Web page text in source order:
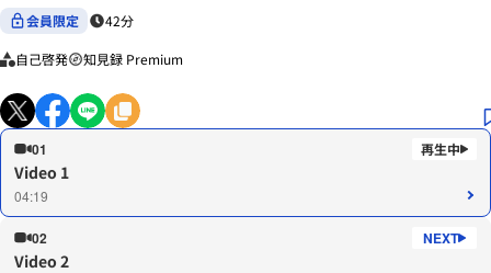
会員限定 42分
自己啓発 知見録 Premium
01
Video 1
04:19
02
Video 2